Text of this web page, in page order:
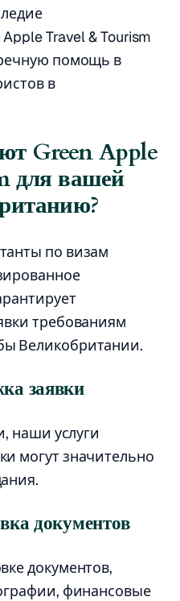
Travel & Tourism
помощь в
в
Green Apple
для вашей
по визам
требованиям
Великобритании.
заявки
наши услуги
могут значительно
документов
документов,
финансовые